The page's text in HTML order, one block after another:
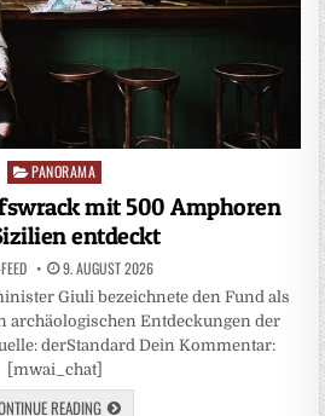
Posted
in
PANORAMA
mit 500 Amphoren
entdeckt
9. AUGUST 2026
Giuli bezeichnete den Fund als
archäologischen Entdeckungen der
derStandard Dein Kommentar:
[mwai_chat]
READING